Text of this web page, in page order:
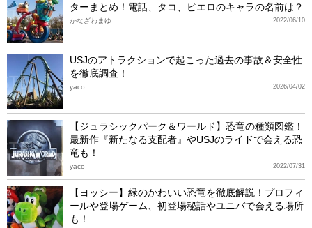
ターまとめ！電話、タコ、ピエロのキャラの名前は？
2022/06/10
かなざわまゆ
USJのアトラクションで起こった過去の事故＆安全性
を徹底調査！
2026/04/02
yaco
【ジュラシックパーク＆ワールド】恐竜の種類図鑑！
最新作『新たなる支配者』やUSJのライドで会える恐
竜も！
2022/07/31
yaco
【ヨッシー】緑のかわいい恐竜を徹底解説！プロフィ
ールや登場ゲーム、初登場秘話やユニバで会える場所
も！